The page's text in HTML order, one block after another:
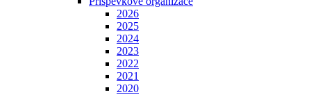
2026
2025
2024
2023
2022
2021
2020